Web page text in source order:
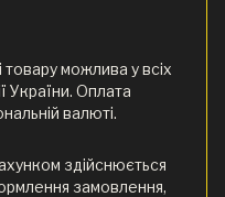
можлива у всіх
України. Оплата
валюті.
здійснюється
замовлення,